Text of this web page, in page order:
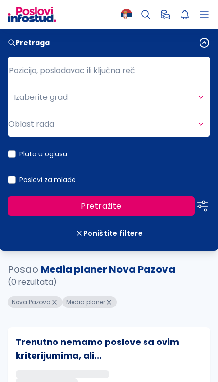
Pretraga
Pozicija, poslodavac ili ključna reč
Pozicija, poslodavac ili ključna reč
Grad
Izaberite grad
Oblast rada
Plata u oglasu
Poslovi za mlade
Pretražite
Poništite filtere
Posao Media planer Nova Pazova
(0 rezultata)
Nova Pazova Media planer
Trenutno nemamo poslove sa ovim
kriterijumima, ali...